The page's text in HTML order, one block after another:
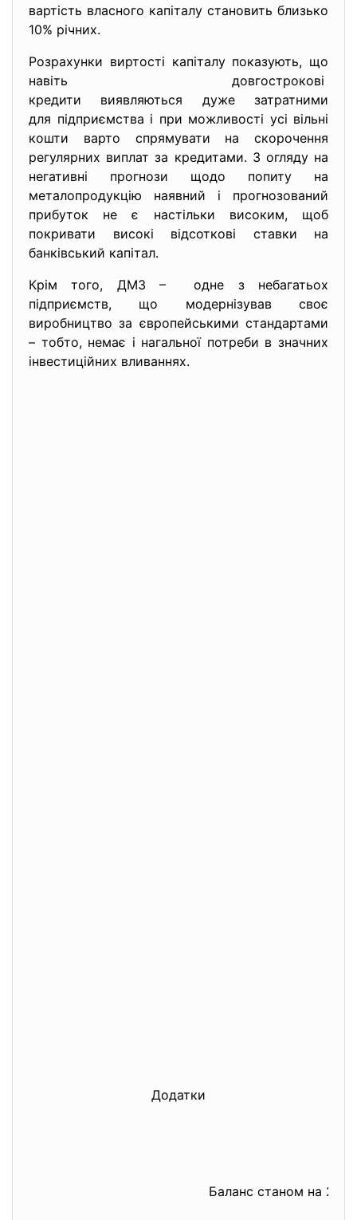
вартість власного капіталу становить близько
10% річних.
Розрахунки виртості капіталу показують, що
навіть довгострокові
кредити виявляються дуже затратними
для підприємства і при можливості усі вільні
кошти варто спрямувати на скорочення
регулярних виплат за кредитами. З огляду на
негативні прогнози щодо попиту на
металопродукцію наявний і прогнозований
прибуток не є настільки високим, щоб
покривати високі відсоткові ставки на
банківський капітал.
Крім того, ДМЗ – одне з небагатьох
підприємств, що модернізував своє
виробництво за європейськими стандартами
– тобто, немає і нагальної потреби в значних
інвестиційних вливаннях.
Додатки
Баланс станом на 2011